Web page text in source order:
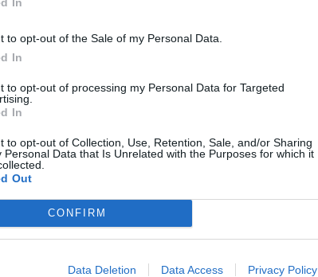
to opt-out of the Sale of my Personal Data.
In
to opt-out of processing my Personal Data for Targeted
In
to opt-out of Collection, Use, Retention, Sale, and/or Sharing
Personal Data that Is Unrelated with the Purposes for which it
Out
CONFIRM
Data Deletion Data Access Privacy Policy
on Google ↗
στους
Αντίστασης, ενώ
σε δρόμο του τόπου